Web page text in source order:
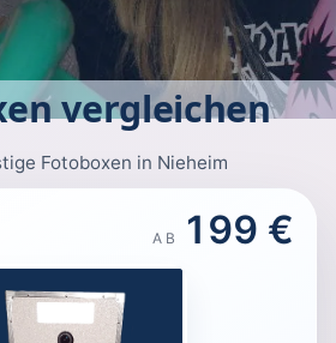
vergleichen
Fotoboxen in Nieheim
AB 199 €